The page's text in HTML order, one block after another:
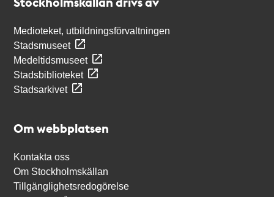
Medioteket, utbildningsförvaltningen
Stadsmuseet
Medeltidsmuseet
Stadsbiblioteket
Stadsarkivet
Om webbplatsen
Kontakta oss
Om Stockholmskällan
Tillgänglighetsredogörelse